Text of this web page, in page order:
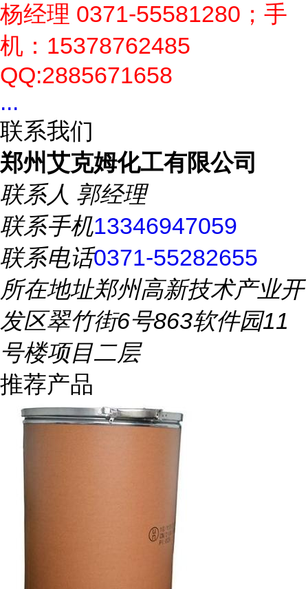
杨经理 0371-55581280；手
机：15378762485
QQ:2885671658
...
联系我们
郑州艾克姆化工有限公司
联系人 郭经理
联系手机13346947059
联系电话0371-55282655
所在地址郑州高新技术产业开
发区翠竹街6号863软件园11
号楼项目二层
推荐产品